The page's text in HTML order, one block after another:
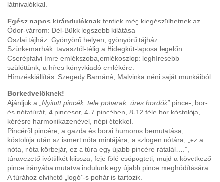
látnivalókkal.
Egész napos kirándulóknak fentiek még kiegészülhetnek az
Ódor-várrom: Dél-Bükk legszebb kilátása
Oszlai tájház: Gyönyörű helyen, gyönyörű tájház
Szürkemarhák: tavasztól-télig a Hidegkút-laposa legelőn
Cserépfalvi Imre emlékszoba,emlékoszlop: leghíresebb
szülöttünk, a híres könyvkiadó emlékére.
Hímzéskiállítás: Szegedy Barnáné, Malvinka néni saját munkáiból.
Borkedvelőknek!
Ajánljuk a „Nyitott pincék, tele poharak, üres hordók” pince-, bor-
és nótatúrát, 4 pincesor, 4-7 pincében, 8-12 féle bor kóstolója,
kérésre harmonikazenével, népi étekkel.
Pincéről pincére, a gazda és borai humoros bemutatása,
kóstolója után az ismert nóta mintájára, a szlogen nótára, „ez a
nóta, nóta körbejár, ez a túra egy újabb pincére rátalál….”,
túravezető ivótülkét kiissza, feje fölé csöpögteti, majd a következő
pince irányába mutatva indulunk egy újabb pince meghódítására.
A túrához elvihető „logó”-s pohár is tartozik.